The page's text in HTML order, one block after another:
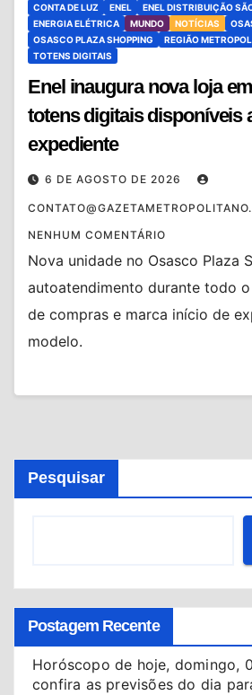
CONTA DE LUZ
ENEL
ENEL DISTRIBUIÇÃO
ENERGIA ELÉTRICA
MUNDO NOTÍCIAS
OSASCO PLAZA SHOPPING
REGIÃO
TOTENS DIGITAIS
Enel inaugura nova loja
totens digitais disponíveis
expediente
6 DE AGOSTO DE 2026
NENHUM COMENTÁRIO
Nova unidade no Osasco Plaza
autoatendimento durante todo
de compras e marca início de
modelo.
Pesquisar
Postagem Recente
Horóscopo de hoje, domingo,
confira as previsões do dia